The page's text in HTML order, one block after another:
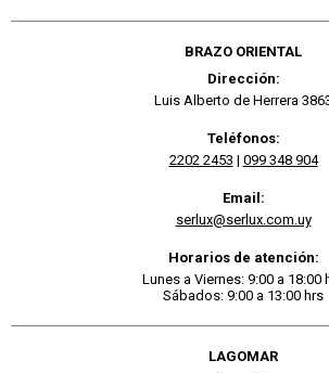
BRAZO ORIENTAL
Dirección:
Luis Alberto de Herrera
Teléfonos:
2202 2453 | 099 348 904
Email:
serlux@serlux.com.uy
Horarios de atención:
Lunes a Viernes: 9:00 a 18:00
Sábados: 9:00 a 13:00 hrs
LAGOMAR